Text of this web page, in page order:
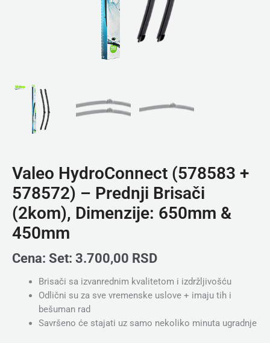
Valeo HydroConnect (578583 +
578572) – Prednji Brisači
(2kom), Dimenzije: 650mm &
450mm
Cena: Set: 3.700,00 RSD
Brisači sa izvanrednim kvalitetom i izdržljivošću
Odlični su za sve vremenske uslove + imaju tih i
bešuman rad
Savršeno će stajati uz samo nekoliko minuta ugradnje